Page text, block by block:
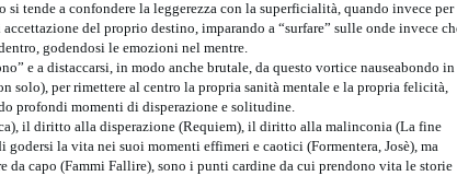
si tende a confondere la leggerezza con la superficialità, quando invece per
del proprio destino, imparando a “surfare” sulle onde invece
godendosi le emozioni nel mentre.
e a distaccarsi, in modo anche brutale, da questo vortice nauseabondo in
solo), per rimettere al centro la propria sanità mentale e la propria felicità,
profondi momenti di disperazione e solitudine.
il diritto alla disperazione (Requiem), il diritto alla malinconia (La fine
godersi la vita nei suoi momenti effimeri e caotici (Formentera, Josè), ma
capo (Fammi Fallire), sono i punti cardine da cui prendono vita le storie